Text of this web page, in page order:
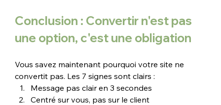
Conclusion : Convertir n'est pas
une option, c'est une obligation
Vous savez maintenant pourquoi votre site ne
convertit pas. Les 7 signes sont clairs :
Message pas clair en 3 secondes
Centré sur vous, pas sur le client